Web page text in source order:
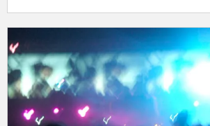
Une semaine internationale dédiée à la
21 juin 2025